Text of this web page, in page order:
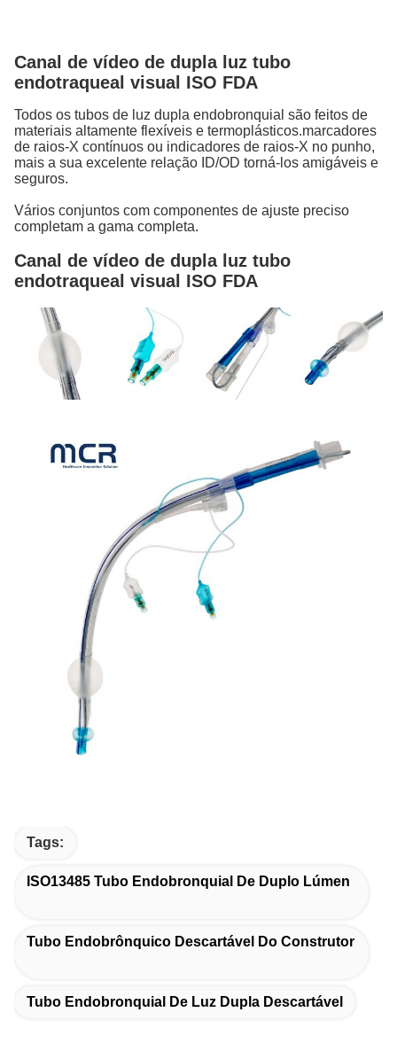
Canal de vídeo de dupla luz tubo
endotraqueal visual ISO FDA
Todos os tubos de luz dupla endobronquial são feitos de
materiais altamente flexíveis e termoplásticos.marcadores
de raios-X contínuos ou indicadores de raios-X no punho,
mais a sua excelente relação ID/OD torná-los amigáveis e
seguros.
Vários conjuntos com componentes de ajuste preciso
completam a gama completa.
Canal de vídeo de dupla luz tubo
endotraqueal visual ISO FDA
Tags:
ISO13485 Tubo Endobronquial De Duplo Lúmen
Tubo Endobrônquico Descartável Do Construtor
Tubo Endobronquial De Luz Dupla Descartável